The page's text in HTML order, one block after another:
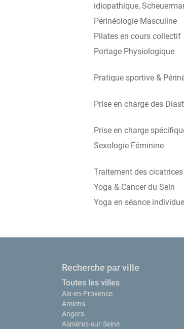
idiopathique,
Périnéologie Masculine
Pilates en cours collectif
Portage Physiologique
Pratique sportive &
Prise en charge des
Prise en charge
Sexologie Féminine
Traitement des cicatrices
Yoga & Cancer du Sein
Yoga en séance
Recherche par ville
Toutes les villes
Aix-en-Provence
Amiens
Angers
Asnières-sur-Seine